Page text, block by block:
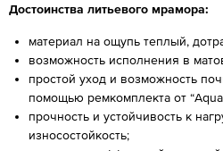
Достоинства литьевого мрамора:
материал на ощупь теплый,
возможность исполнения в
простой уход и возможность
помощью ремкомплекта от
прочность и устойчивость к
износостойкость;